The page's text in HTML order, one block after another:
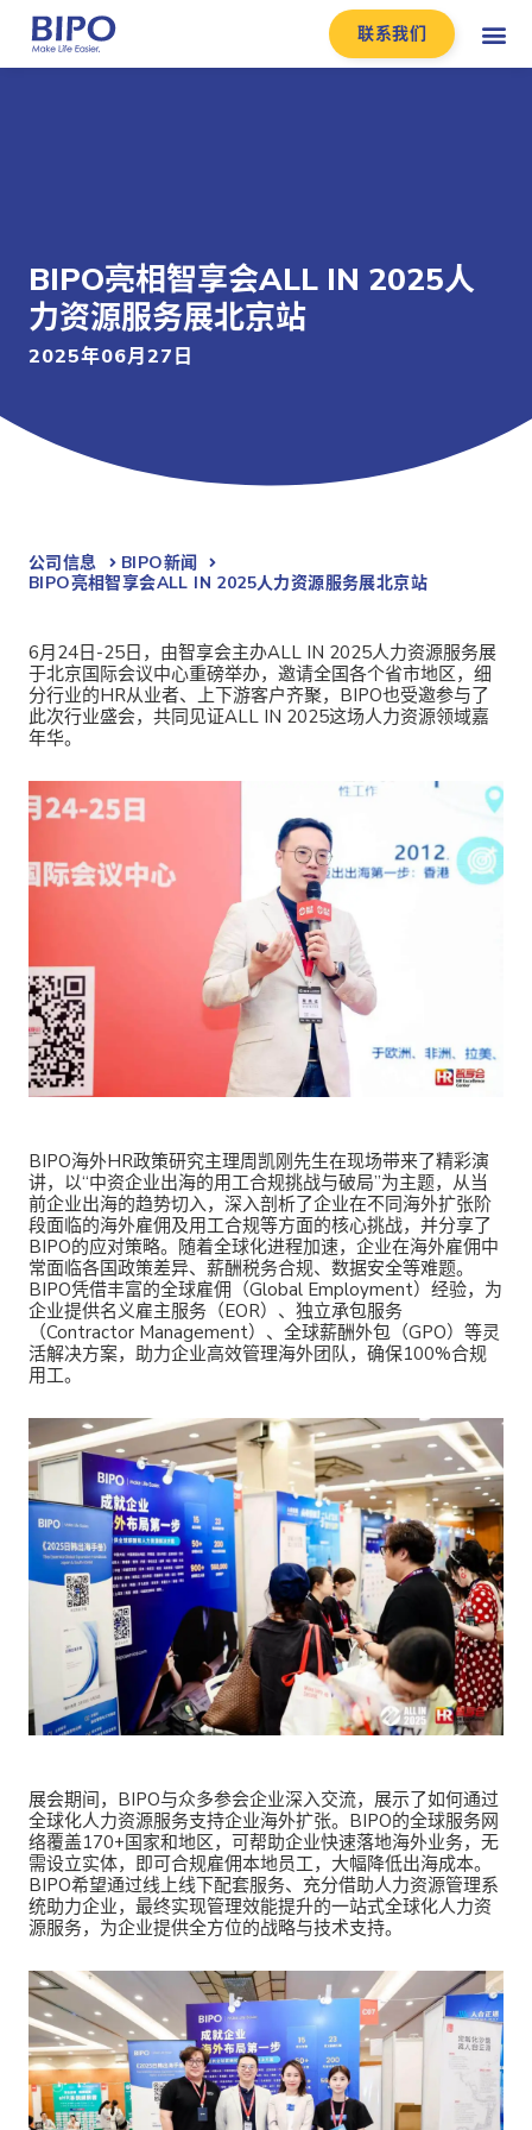
联系我们
BIPO亮相智享会ALL IN 2025人
力资源服务展北京站
2025年06月27日
公司信息
BIPO新闻​
BIPO亮相智享会ALL IN 2025人力资源服务展北京站
6月24日-25日，由智享会主办ALL IN 2025人力资源服务展
于北京国际会议中心重磅举办，邀请全国各个省市地区，细
分行业的HR从业者、上下游客户齐聚，BIPO也受邀参与了
此次行业盛会，共同见证ALL IN 2025这场人力资源领域嘉
年华。
BIPO海外HR政策研究主理周凯刚先生在现场带来了精彩演
讲，以“中资企业出海的用工合规挑战与破局”为主题，从当
前企业出海的趋势切入，深入剖析了企业在不同海外扩张阶
段面临的海外雇佣及用工合规等方面的核心挑战，并分享了
BIPO的应对策略。随着全球化进程加速，企业在海外雇佣中
常面临各国政策差异、薪酬税务合规、数据安全等难题。
BIPO凭借丰富的全球雇佣（Global Employment）经验，为
企业提供名义雇主服务（EOR）、独立承包服务
（Contractor Management）、全球薪酬外包（GPO）等灵
活解决方案，助力企业高效管理海外团队，确保100%合规
用工。
展会期间，BIPO与众多参会企业深入交流，展示了如何通过
全球化人力资源服务支持企业海外扩张。BIPO的全球服务网
络覆盖170+国家和地区，可帮助企业快速落地海外业务，无
需设立实体，即可合规雇佣本地员工，大幅降低出海成本。
BIPO希望通过线上线下配套服务、充分借助人力资源管理系
统助力企业，最终实现管理效能提升的一站式全球化人力资
源服务，为企业提供全方位的战略与技术支持。